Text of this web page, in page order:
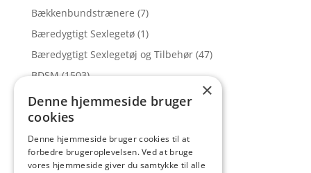
Bækkenbundstrænere (7)
Bæredygtigt Sexlegetø (1)
Bæredygtigt Sexlegetøj og Tilbehør (47)
BDSM (1503)
BDSM Halsbånd (4)
BDSM Masker
BDSM Møbler (84)
BDSM Shop (185)
×
Denne hjemmeside bruger
cookies
Denne hjemmeside bruger cookies til at
forbedre brugeroplevelsen. Ved at bruge
vores hjemmeside giver du samtykke til alle